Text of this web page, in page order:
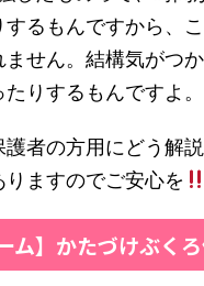
るもんですから、
ません。結構気がつ
りするもんですよ。
護者の方用にどう解
ますのでご安心を
ム】かたづけぶく